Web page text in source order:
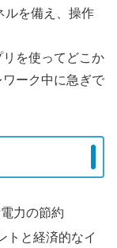
ルを備え、操作
を使ってどこか
ーク中に急ぎで
力の節約
トと経済的なイ